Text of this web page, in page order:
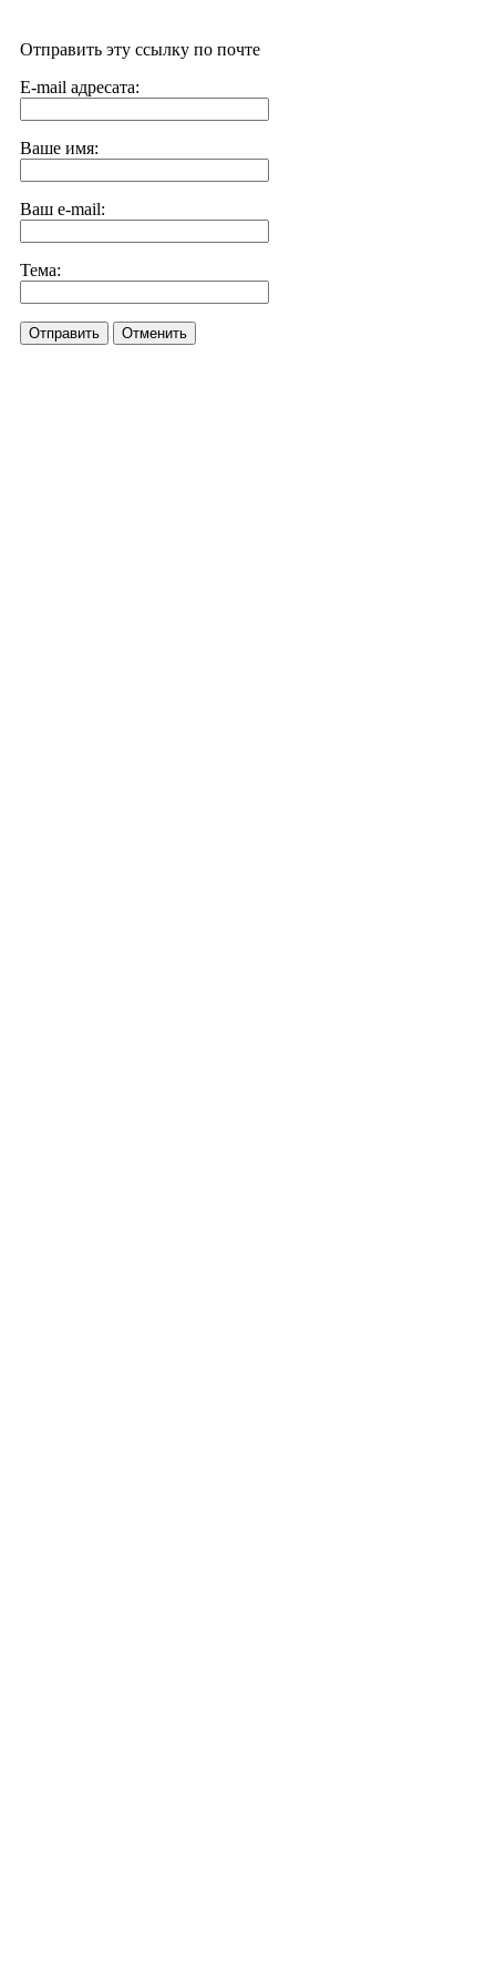
Отправить эту ссылку по почте
E-mail адресата:
Ваше имя:
Ваш e-mail:
Тема:
Отправить Отменить